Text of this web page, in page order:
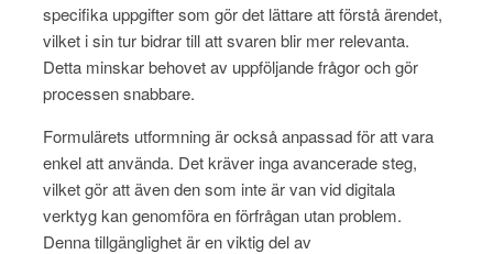
specifika uppgifter som gör det lättare att förstå ärendet,
vilket i sin tur bidrar till att svaren blir mer relevanta.
Detta minskar behovet av uppföljande frågor och gör
processen snabbare.
Formulärets utformning är också anpassad för att vara
enkel att använda. Det kräver inga avancerade steg,
vilket gör att även den som inte är van vid digitala
verktyg kan genomföra en förfrågan utan problem.
Denna tillgänglighet är en viktig del av